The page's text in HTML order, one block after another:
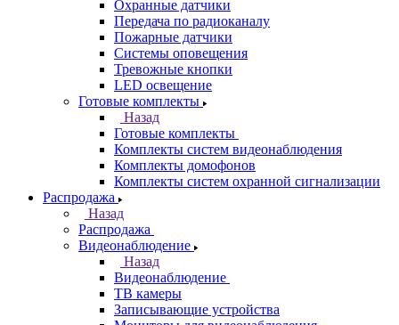
Охранные датчики
Передача по радиоканалу
Пожарные датчики
Системы оповещения
Тревожные кнопки
LED освещение
Готовые комплекты
Назад
Готовые комплекты
Комплекты систем видеонаблюдения
Комплекты домофонов
Комплекты систем охранной сигнализации
Распродажа
Назад
Распродажа
Видеонаблюдение
Назад
Видеонаблюдение
ТВ камеры
Записывающие устройства